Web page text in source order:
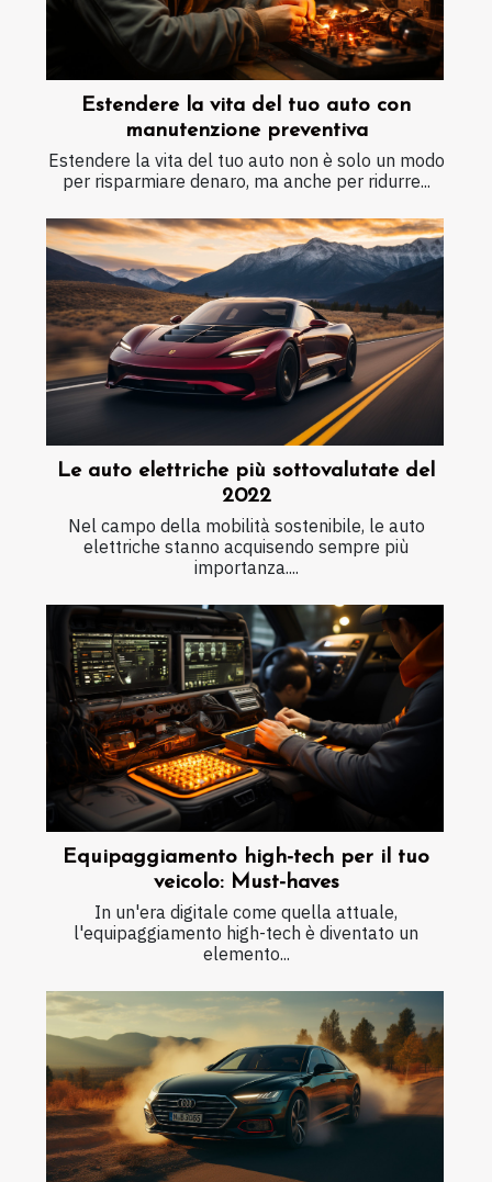
Estendere la vita del tuo auto con
manutenzione preventiva
Estendere la vita del tuo auto non è solo un modo
per risparmiare denaro, ma anche per ridurre...
Le auto elettriche più sottovalutate del
2022
Nel campo della mobilità sostenibile, le auto
elettriche stanno acquisendo sempre più
importanza....
Equipaggiamento high-tech per il tuo
veicolo: Must-haves
In un'era digitale come quella attuale,
l'equipaggiamento high-tech è diventato un
elemento...